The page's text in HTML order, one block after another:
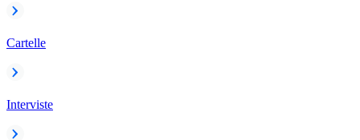
Cartelle
Interviste